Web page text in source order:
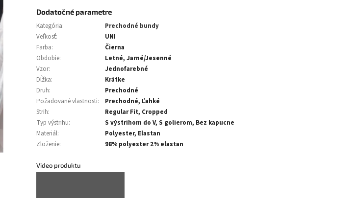
Dodatočné parametre
Kategória:
Prechodné bundy
Veľkosť:
UNI
Farba:
Čierna
Obdobie:
Letné, Jarné/Jesenné
Vzor:
Jednofarebné
Dĺžka:
Krátke
Druh:
Prechodné
Požadované vlastnosti:
Prechodné, Ľahké
Strih:
Regular Fit, Cropped
Typ výstrihu:
S výstrihom do V, S golierom, Bez kapucne
Materiál:
Polyester, Elastan
Zloženie: 98% polyester 2% elastan
Video produktu